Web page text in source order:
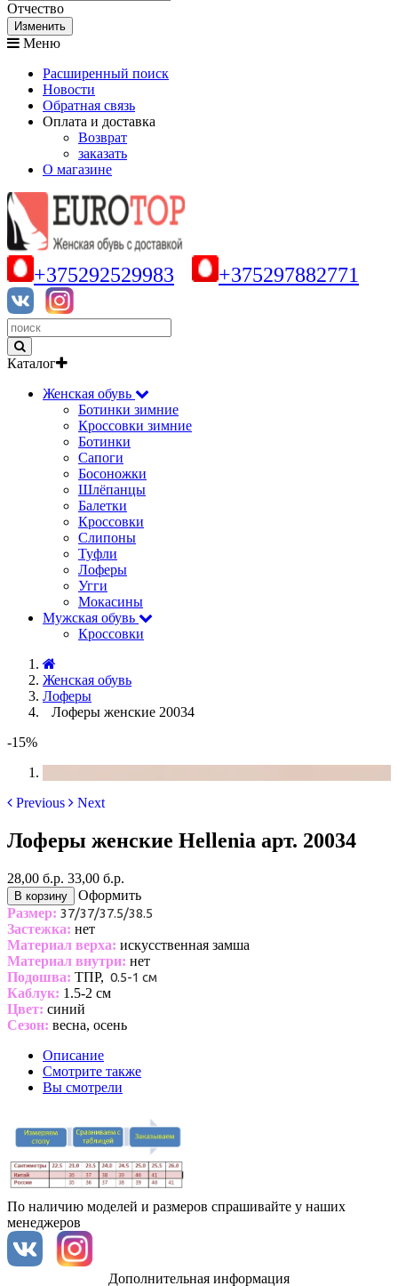
Отчество
Изменить
Меню
Расширенный поиск
Новости
Обратная связь
Оплата и доставка
Возврат
заказать
О магазине
+375292529983 +375297882771
Каталог
Женская обувь
Ботинки зимние
Кроссовки зимние
Ботинки
Сапоги
Босоножки
Шлёпанцы
Балетки
Кроссовки
Слипоны
Туфли
Лоферы
Угги
Мокасины
Мужская обувь
Кроссовки
Женская обувь
Лоферы
Лоферы женские 20034
-15%
Previous Next
Лоферы женские Hellenia арт. 20034
28,00 б.р. 33,00 б.р.
В корзину
Оформить
Размер: 37/37/37.5/38.5
Застежка: нет
Материал верха: искусственная замша
Материал внутри: нет
Подошва: ТПР, 0.5-1 см
Каблук: 1.5-2 см
Цвет: синий
Сезон: весна, осень
Описание
Смотрите также
Вы смотрели
По наличию моделей и размеров спрашивайте у наших
менеджеров
Дополнительная информация